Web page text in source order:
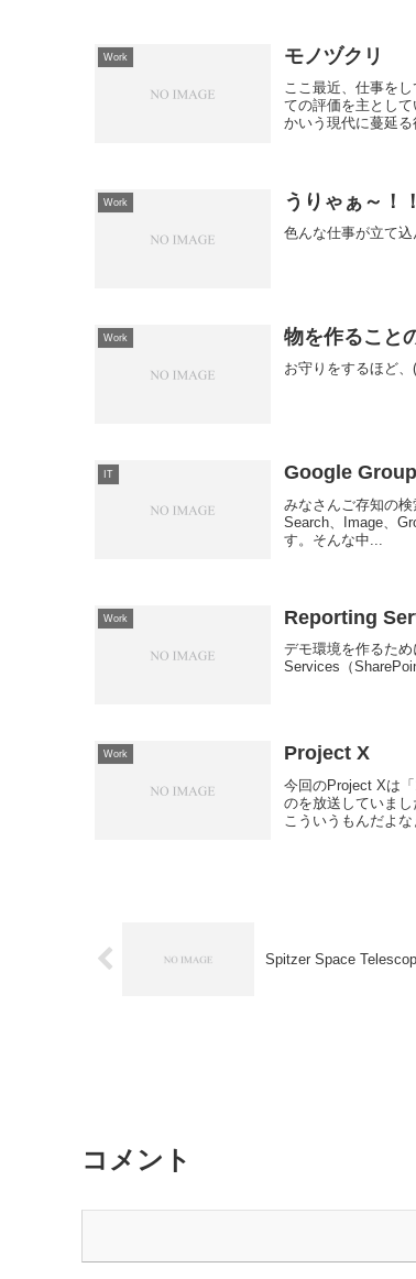
Work モノヅクリ
ここ最近、仕事を
ての評価を主とし
かいう現代に蔓延
Work うりゃぁ～！！
色んな仕事が立て
Work 物を作ること
お守りをするほど
IT Google
みなさんご存知の
Search、Image、
す。そんな中...
Work Reporting
デモ環境を作るた
Services（
Work Project X
今回のProject Xは
のを放送していま
こういうもんだよ
Spitzer Space
コメント